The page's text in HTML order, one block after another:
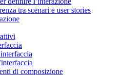
tra scenari e user stories
di composizione